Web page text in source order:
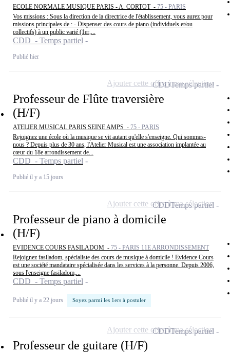
ECOLE NORMALE MUSIQUE PARIS - A. CORTOT - 75 - PARIS
Vos missions : Sous la direction de la directrice de l'établissement, vous aurez pour
missions principales de : - Dispenser des cours de piano (individuels et/ou
collectifs) à un public varié (1er,...
CDD - Temps partiel
Publié hier
Professeur de Flûte traversière
(H/F)
ATELIER MUSICAL PARIS SEINE AMPS - 75 - PARIS
Rejoignez une école où la musique se vit autant qu'elle s'enseigne. Qui sommes-
nous ? Depuis plus de 30 ans, l'Atelier Musical est une association implantée au
cœur du 18e arrondissement de...
CDD - Temps partiel
Publié il y a 15 jours
CDDTemps partiel
Ajouter cette offre à ma sélection
Professeur de piano à domicile
(H/F)
EVIDENCE COURS FASILADOM - 75 - PARIS 11E ARRONDISSEMENT
Rejoignez fasiladom, spécialiste des cours de musique à domicile ! Evidence Cours
est une société mandataire spécialisée dans les services à la personne. Depuis 2006,
sous l'enseigne fasiladom,...
CDD - Temps partiel
Publié il y a 22 jours Soyez parmi les 1ers à postuler
CDDTemps partiel
Ajouter cette offre à ma sélection
Professeur de guitare (H/F)
CDDTemps partiel
Ajouter cette offre à ma sélection